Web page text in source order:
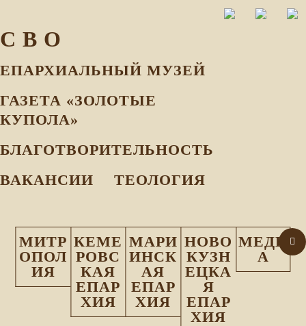
С В О
ЕПАРХИАЛЬНЫЙ МУЗEЙ
ГАЗЕТА «ЗОЛОТЫЕ
КУПОЛА»
БЛАГОТВОРИТЕЛЬНОСТЬ
ВАКАНСИИ
ТЕОЛОГИЯ
МИТР
ОПОЛ
ИЯ
КЕМЕ
РОВС
КАЯ
ЕПАР
ХИЯ
МАРИ
ИНСК
АЯ
ЕПАР
ХИЯ
НОВО
КУЗН
ЕЦКА
Я
ЕПАР
ХИЯ
МЕДИ
А